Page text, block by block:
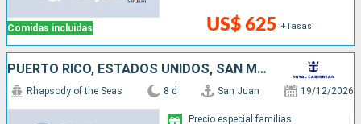
Comidas incluidas US$ 625 +Tasas
PUERTO RICO, ESTADOS UNIDOS, SAN MARTÍN, ANTIGUA Y BARBUDA, DOMINICA
Rhapsody of the Seas 8 d San Juan 19/12/2026
Precio especial familias